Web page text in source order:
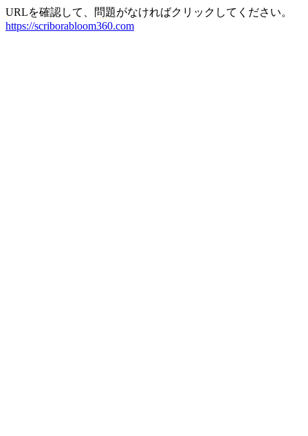
URLを確認して、問題がなければクリックしてください。
https://scriborabloom360.com